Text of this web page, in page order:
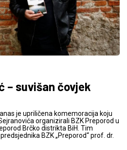
– suvišan čovjek
je upriličena komemoracija koju
organizirali BZK Preporod u
Brčko distrikta BiH. Tim
BZK „Preporod“ prof. dr.